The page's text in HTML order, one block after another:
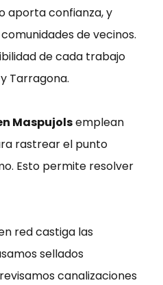
aporta confianza, y
de vecinos.
de cada trabajo
Tarragona.
Maspujolsemplean
rastrear el punto
Esto permite resolver
red castiga las
sellados
canalizaciones